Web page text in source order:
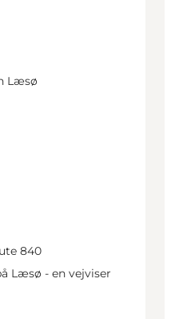
Læsø
840
Læsø - en vejviser